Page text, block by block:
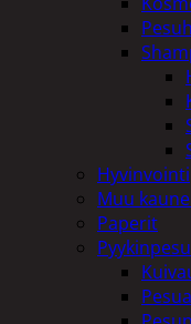
Hyvinvointi
Muu
Paperit
Pyykinpesu